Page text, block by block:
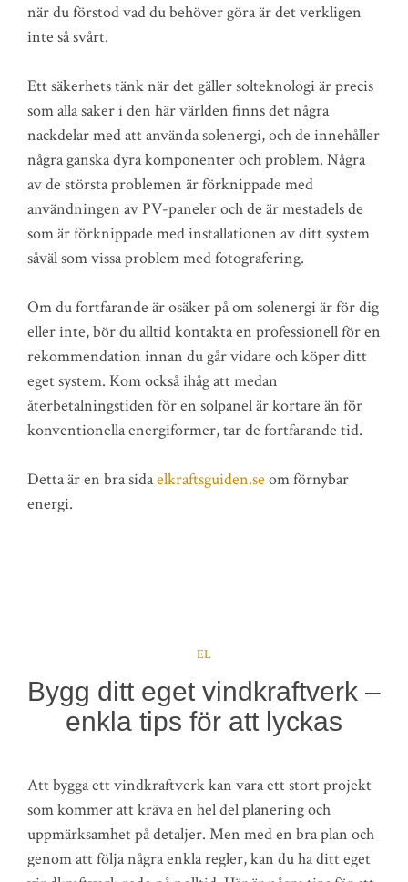
när du förstod vad du behöver göra är det verkligen
inte så svårt.
Ett säkerhets tänk när det gäller solteknologi är precis
som alla saker i den här världen finns det några
nackdelar med att använda solenergi, och de innehåller
några ganska dyra komponenter och problem. Några
av de största problemen är förknippade med
användningen av PV-paneler och de är mestadels de
som är förknippade med installationen av ditt system
såväl som vissa problem med fotografering.
Om du fortfarande är osäker på om solenergi är för dig
eller inte, bör du alltid kontakta en professionell för en
rekommendation innan du går vidare och köper ditt
eget system. Kom också ihåg att medan
återbetalningstiden för en solpanel är kortare än för
konventionella energiformer, tar de fortfarande tid.
Detta är en bra sidaelkraftsguiden.se om förnybar
energi.
EL
Bygg ditt eget vindkraftverk –
enkla tips för att lyckas
Att bygga ett vindkraftverk kan vara ett stort projekt
som kommer att kräva en hel del planering och
uppmärksamhet på detaljer. Men med en bra plan och
genom att följa några enkla regler, kan du ha ditt eget